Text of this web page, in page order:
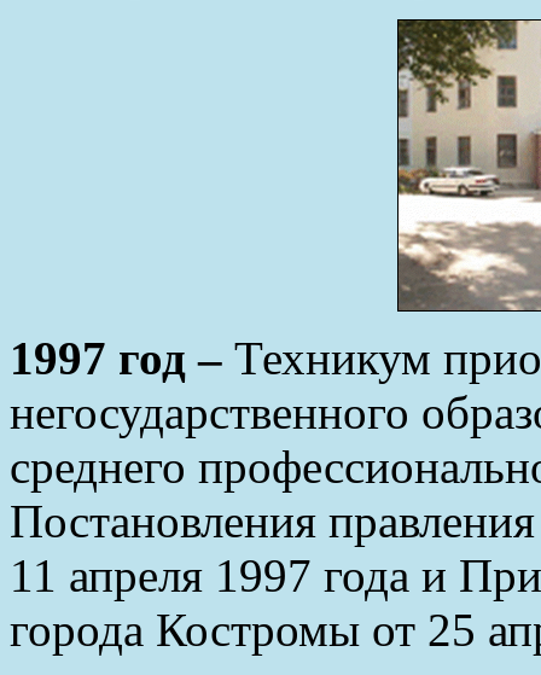
1997 год – Техникум
негосударственного
среднего
Постановления
11 апреля 1997 года и
города Костромы от 25